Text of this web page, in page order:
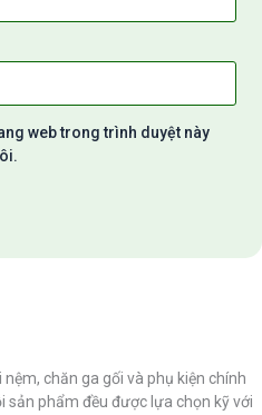
web trong trình duyệt này
chăn ga gối và phụ kiện chính
sản phẩm đều được lựa chọn kỹ với